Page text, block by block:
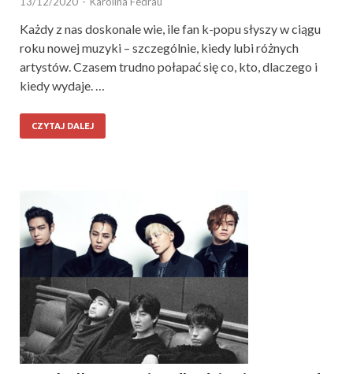
Każdy z nas doskonale wie, ile fan k-popu słyszy w ciągu
roku nowej muzyki – szczególnie, kiedy lubi różnych
artystów. Czasem trudno połapać się co, kto, dlaczego i
kiedy wydaje. …
CZYTAJ DALEJ